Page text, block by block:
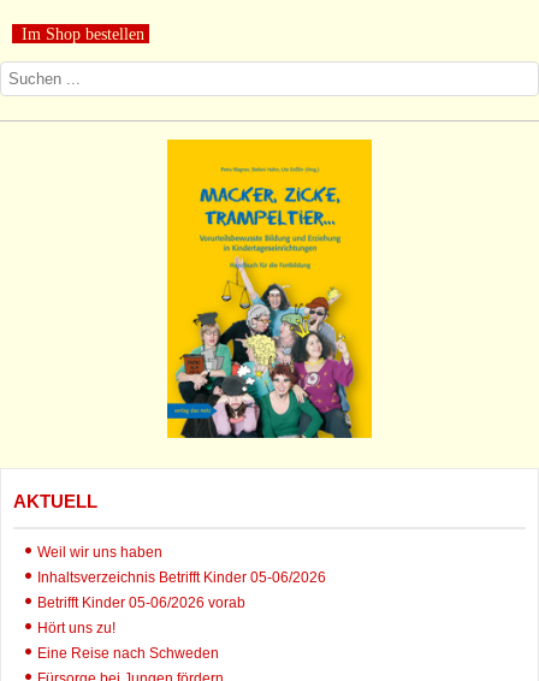
Im Shop bestellen
AKTUELL
Weil wir uns haben
Inhaltsverzeichnis Betrifft Kinder 05-06/2026
Betrifft Kinder 05-06/2026 vorab
Hört uns zu!
Eine Reise nach Schweden